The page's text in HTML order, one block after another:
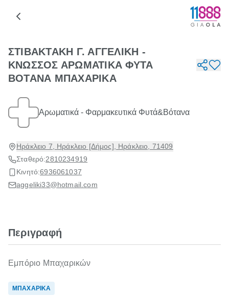
ΣΤΙΒΑΚΤΑΚΗ Γ. ΑΓΓΕΛΙΚΗ -
ΚΝΩΣΣΟΣ ΑΡΩΜΑΤΙΚΑ ΦΥΤΑ
ΒΟΤΑΝΑ ΜΠΑΧΑΡΙΚΑ
Αρωματικά - Φαρμακευτικά Φυτά&Βότανα
Ηράκλειο 7, Ηράκλειο [Δήμος], Ηράκλειο, 71409
Σταθερό:2810234919
Κινητό:6936061037
aggeliki33@hotmail.com
Περιγραφή
Εμπόριο Μπαχαρικών
ΜΠΑΧΑΡΙΚΑ